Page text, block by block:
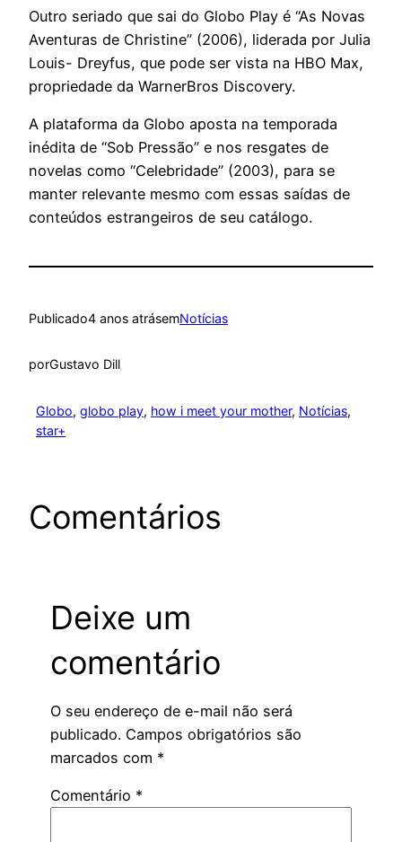
Outro seriado que sai do Globo Play é “As Novas
Aventuras de Christine” (2006), liderada por Julia
Louis- Dreyfus, que pode ser vista na HBO Max,
propriedade da WarnerBros Discovery.
A plataforma da Globo aposta na temporada
inédita de “Sob Pressão” e nos resgates de
novelas como “Celebridade” (2003), para se
manter relevante mesmo com essas saídas de
conteúdos estrangeiros de seu catálogo.
Publicado4 anos atrásemNotícias
porGustavo Dill
Globo, globo play, how i meet your mother, Notícias
star+
Comentários
Deixe um
comentário
O seu endereço de e-mail não será
publicado. Campos obrigatórios são
marcados com *
Comentário *